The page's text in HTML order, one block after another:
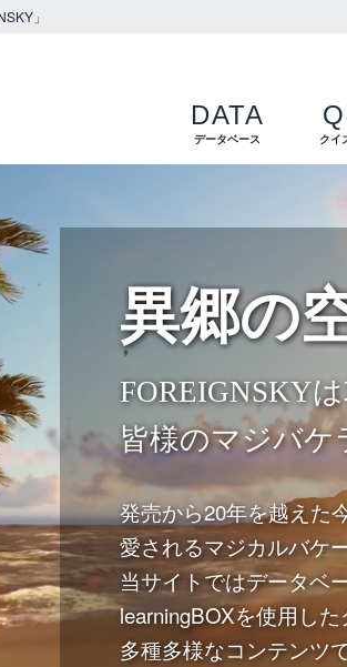
」
DATA
データベース クイ
異郷の
FOREIGNSKY
皆様のマジバケ
発売から20年を越えた
愛されるマジカルバケ
当サイトではデータベ
learningBOXを使用し
多種多様なコンテンツ